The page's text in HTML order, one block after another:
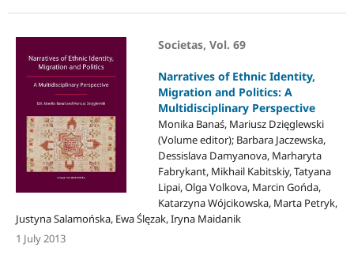
Societas, Vol. 69
Narratives of Ethnic Identity,
Migration and Politics: A
Multidisciplinary Perspective
Monika Banaś, Mariusz Dzięglewski
(Volume editor); Barbara Jaczewska,
Dessislava Damyanova, Marharyta
Fabrykant, Mikhail Kabitskiy, Tatyana
Lipai, Olga Volkova, Marcin Gońda,
Katarzyna Wójcikowska, Marta Petryk,
Justyna Salamońska, Ewa Ślęzak, Iryna Maidanik
1 July 2013